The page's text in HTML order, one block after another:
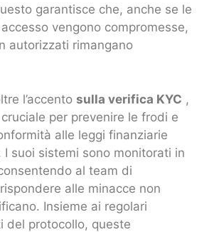
garantisce che, anche se le
vengono compromesse,
autorizzati rimangano
l’accento sulla verifica KYC ,
per prevenire le frodi e
alle leggi finanziarie
I suoi sistemi sono monitorati in
al team di
alle minacce non
Insieme ai regolari
del protocollo, queste